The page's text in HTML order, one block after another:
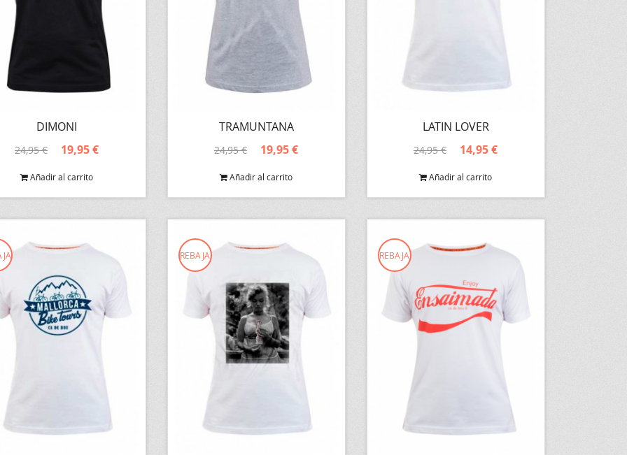
DIMONI
24,95 € 19,95 €
Añadir al carrito
TRAMUNTANA
24,95 € 19,95 €
Añadir al carrito
LATIN LOVER
24,95 € 14,95 €
Añadir al carrito
REBAJA REBAJA